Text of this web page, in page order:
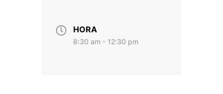
HORA
8:30 am - 12:30 pm